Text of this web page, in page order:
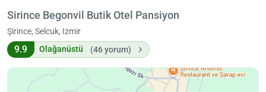
Sirince Begonvil Butik Otel Pansiyon
Şirince, Selcuk, Izmir
9.9 Olağanüstü (46 yorum)